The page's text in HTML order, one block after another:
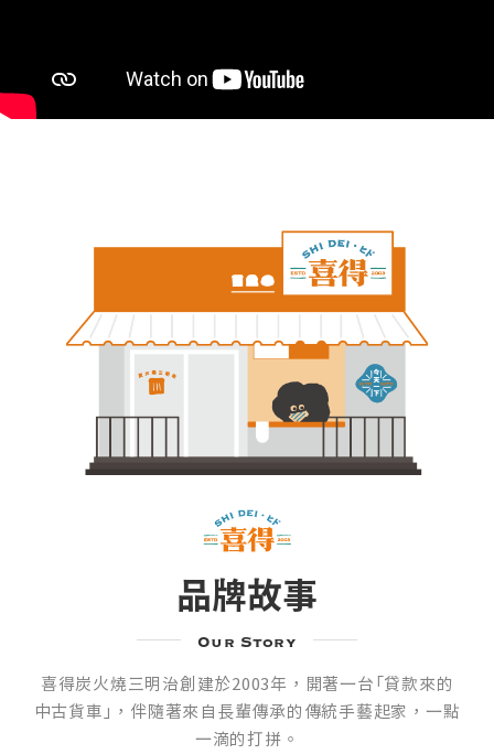
品牌故事
Our Story
喜得炭火燒三明治創建於2003年，開著一台「貸款來的
中古貨車」，伴隨著來自長輩傳承的傳統手藝起家，一點
一滴的打拼。